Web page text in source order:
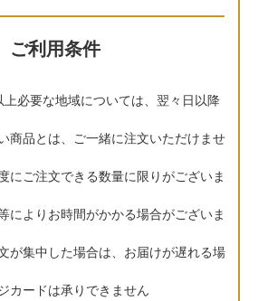
ご利用条件
上必要な地域については、翌々日以降
商品とは、ご一緒に注文いただけませ
にご注文できる数量に限りがございま
によりお時間がかかる場合がございま
が集中した場合は、お届けが遅れる場
カードは承りできません